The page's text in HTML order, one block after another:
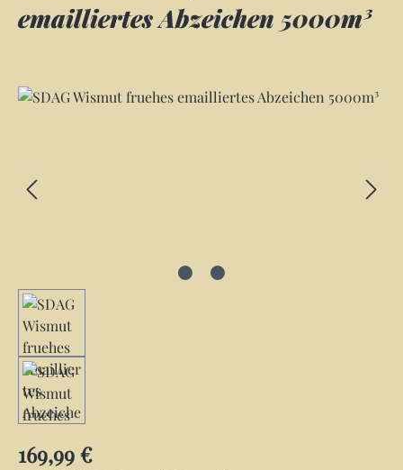
emailliertes Abzeichen 5000m³
Bildergalerie überspringen
Regulärer Preis:
169,99 €